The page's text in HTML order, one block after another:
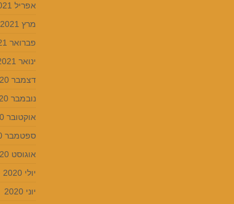
אפריל 2021
מרץ 2021
פברואר 2021
ינואר 2021
דצמבר 2020
נובמבר 2020
אוקטובר 2020
ספטמבר 2020
אוגוסט 2020
יולי 2020
יוני 2020